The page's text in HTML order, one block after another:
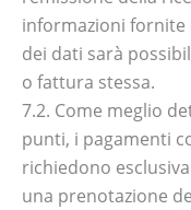
informazioni fornite
dei dati sarà
o fattura stessa.
7.2. Come meglio
punti, i pagamenti
richiedono
una prenotazione